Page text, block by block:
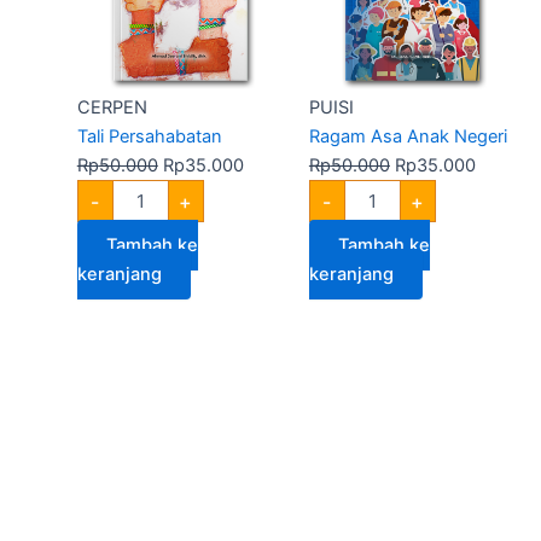
CERPEN
Tali Persahabatan
Rp50.000 Rp35.000
Rp35.000.
- +
Tambah ke
keranjang
PUISI
Ragam Asa Anak Negeri
Rp50.000 Rp35.000
- +
Tambah ke
keranjang